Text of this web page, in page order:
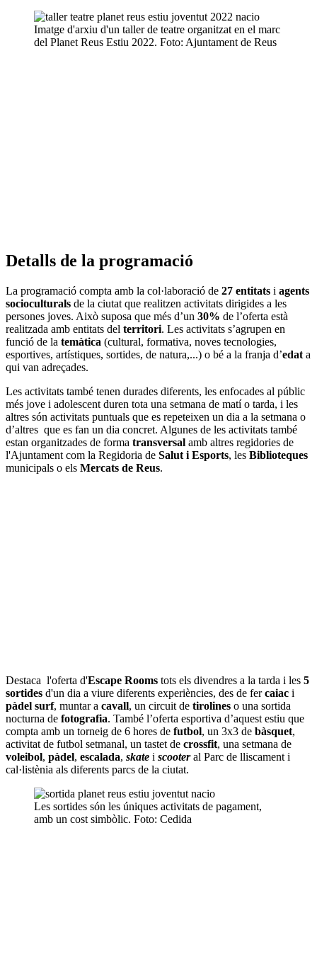
Imatge d'arxiu d'un taller de teatre organitzat en el marc
del Planet Reus Estiu 2022. Foto: Ajuntament de Reus
Detalls de la programació
La programació compta amb la col·laboració de 27 entitats i agents
socioculturals de la ciutat que realitzen activitats dirigides a les
persones joves. Això suposa que més d’un 30% de l’oferta està
realitzada amb entitats del territori. Les activitats s’agrupen en
funció de la temàtica (cultural, formativa, noves tecnologies,
esportives, artístiques, sortides, de natura,...) o bé a la franja d’edat a
qui van adreçades.
Les activitats també tenen durades diferents, les enfocades al públic
més jove i adolescent duren tota una setmana de matí o tarda, i les
altres són activitats puntuals que es repeteixen un dia a la setmana o
d’altres que es fan un dia concret. Algunes de les activitats també
estan organitzades de forma transversal amb altres regidories de
l'Ajuntament com la Regidoria de Salut i Esports, les Biblioteques
municipals o els Mercats de Reus.
Destaca l'oferta d'Escape Rooms tots els divendres a la tarda i les 5
sortides d'un dia a viure diferents experiències, des de fercaiac i
pàdel surf, muntar a cavall, un circuit de tirolines o una sortida
nocturna de fotografia. També l’oferta esportiva d’aquest estiu que
compta amb un torneig de 6 hores de futbol, un 3x3 de bàsquet,
activitat de futbol setmanal, un tastet de crossfit, una setmana de
voleibol, pàdel, escalada, skate i scooteral Parc de lliscament i
cal·listènia als diferents parcs de la ciutat.
Les sortides són les úniques activitats de pagament,
amb un cost simbòlic. Foto: Cedida